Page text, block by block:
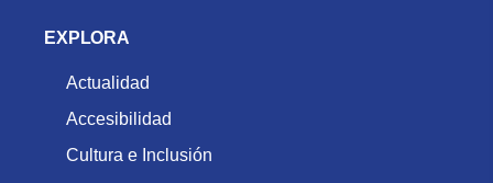
EXPLORA
Actualidad
Accesibilidad
Cultura e Inclusión